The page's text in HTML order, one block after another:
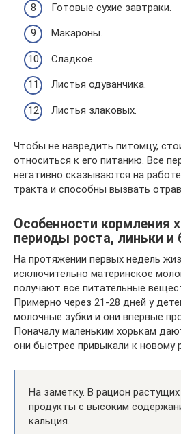
Готовые сухие завтраки.
Макароны.
Сладкое.
Листья одуванчика.
Листья злаковых.
Чтобы не навредить питомцу,
относиться к его питанию. Все
негативно сказываются на
тракта и способны вызвать
Особенности кормления
периоды роста, линьки и
На протяжении первых недель
исключительно материнское
получают все питательные
Примерно через 21-28 дней у
молочные зубки и они впервые
Поначалу маленьким хорькам
они быстрее привыкали к новому
На заметку. В рацион
продукты с высоким
кальция.